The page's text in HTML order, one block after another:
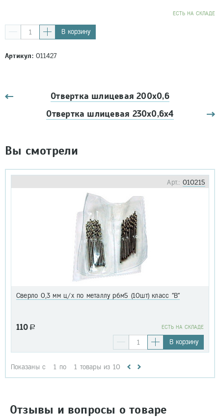
EСТЬ НА СКЛАДЕ
В корзину
Артикул:011427
Отвертка шлицевая 200х0,6
Отвертка шлицевая 230х0,6х4
Вы смотрели
Арт.: 010215
Сверло 0,3 мм ц/х по металлу р6м5 (10шт) класс "В"
110 a EСТЬ НА СКЛАДЕ
В корзину
Показаны с 1 по 1 товары из 10
Отзывы и вопросы о товаре